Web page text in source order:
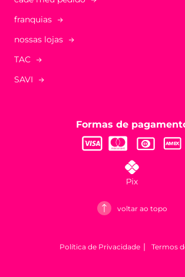
franquias
nossas lojas
TAC
SAVI
Formas de
voltar ao topo
Política de Privacidade Termos